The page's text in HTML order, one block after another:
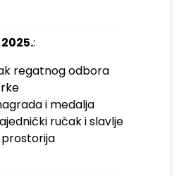
:
regatnog odbora
i medalja
ručak i slavlje